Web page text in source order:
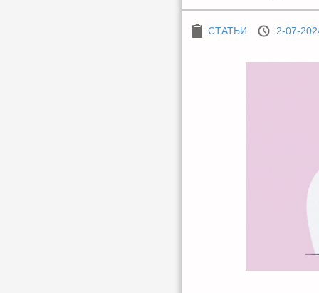
СТАТЬИ 2-07-